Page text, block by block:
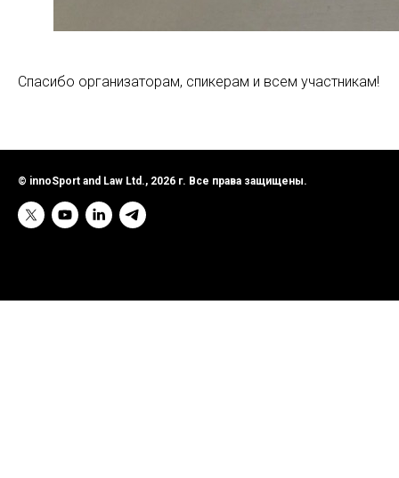
Спасибо организаторам, спикерам и всем участникам!
© innoSport and Law Ltd., 2026 г. Все права защищены.